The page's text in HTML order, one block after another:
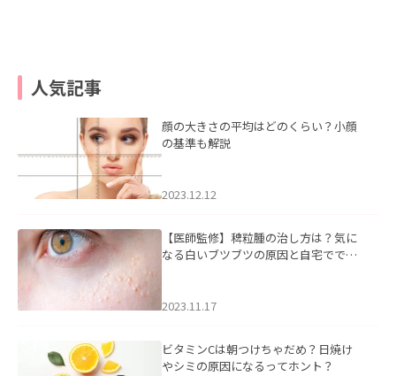
人気記事
顔の大きさの平均はどのくらい？小顔
の基準も解説
2023.12.12
【医師監修】稗粒腫の治し方は？気に
なる白いブツブツの原因と自宅ででき
2023.11.17
ビタミンCは朝つけちゃだめ？日焼け
やシミの原因になるってホント？